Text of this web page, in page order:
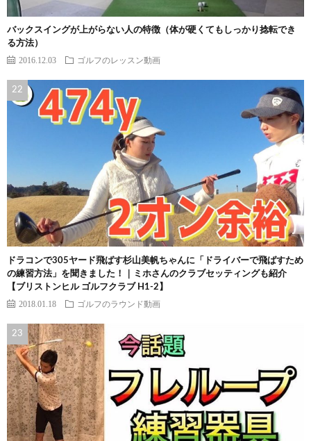
バックスイングが上がらない人の特徴（体が硬くてもしっかり捻転でき
る方法）
2016.12.03 ゴルフのレッスン動画
ドラコンで305ヤード飛ばす杉山美帆ちゃんに「ドライバーで飛ばすため
の練習方法」を聞きました！｜ミホさんのクラブセッティングも紹介
【ブリストンヒル ゴルフクラブ H1-2】
2018.01.18 ゴルフのラウンド動画